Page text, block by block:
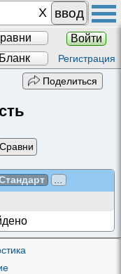
ввод
Войти
Бланк Регистрация
Поделиться
Сравни